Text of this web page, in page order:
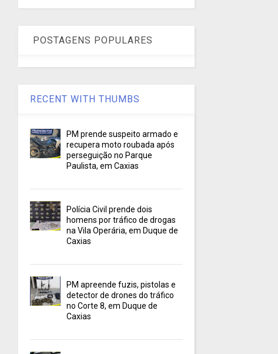
POSTAGENS POPULARES
RECENT WITH THUMBS
PM prende suspeito armado e
recupera moto roubada após
perseguição no Parque
Paulista, em Caxias
Polícia Civil prende dois
homens por tráfico de drogas
na Vila Operária, em Duque de
Caxias
PM apreende fuzis, pistolas e
detector de drones do tráfico
no Corte 8, em Duque de
Caxias